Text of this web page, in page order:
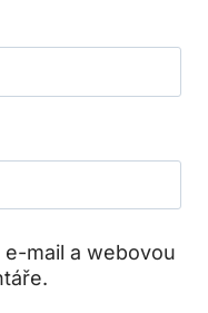
mail a webovou